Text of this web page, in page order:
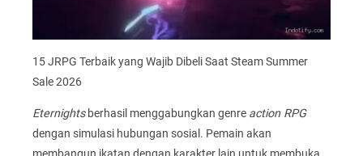
15 JRPG Terbaik yang Wajib Dibeli Saat Steam Summer
Sale 2026
Eternightsberhasil menggabungkan genre action RPG
dengan simulasi hubungan sosial. Pemain akan